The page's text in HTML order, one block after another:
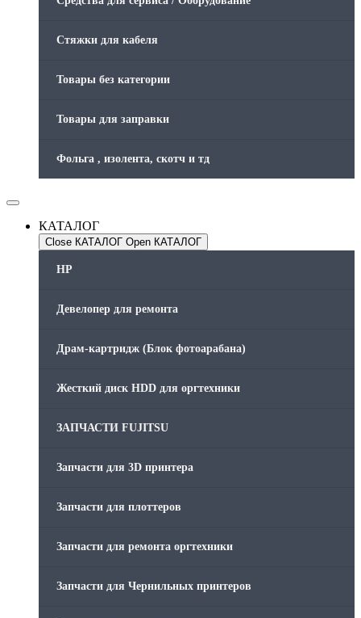
Стяжки для кабеля
Товары без категории
Товары для заправки
Фольга , изолента, скотч и тд
КАТАЛОГ
Close КАТАЛОГ Open КАТАЛОГ
HP
Девелопер для ремонта
Драм-картридж (Блок фотоарабана)
Жесткий диск HDD для оргтехники
ЗАПЧАСТИ FUJITSU
Запчасти для 3D принтера
Запчасти для плоттеров
Запчасти для ремонта оргтехники
Запчасти для Чернильных принтеров